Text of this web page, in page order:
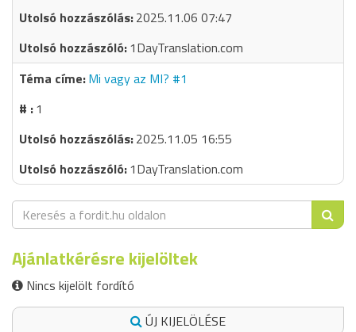
2025.11.06 07:47
1DayTranslation.com
Mi vagy az MI? #1
1
2025.11.05 16:55
1DayTranslation.com
Ajánlatkérésre kijelöltek
Nincs kijelölt fordító
ÚJ KIJELÖLÉSE